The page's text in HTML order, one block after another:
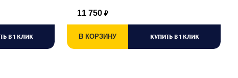
В 1 КЛИК
11 750 ₽
В КОРЗИНУ КУПИТЬ В 1 КЛИК